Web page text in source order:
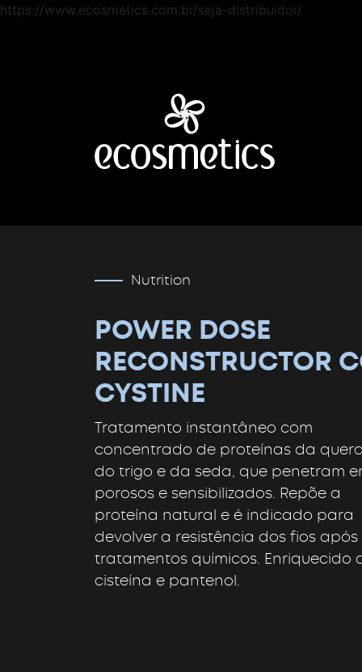
https://www.ecosmetics.com.br/seja-distribuidor/
Nutrition
POWER DOSE
RECONSTRUCTOR
CYSTINE
Tratamento instantâneo com
concentrado de proteínas da
do trigo e da seda, que penetram
porosos e sensibilizados. Repõe a
proteína natural e é indicado para
devolver a resistência dos fios após
tratamentos químicos. Enriquecido
cisteína e pantenol.